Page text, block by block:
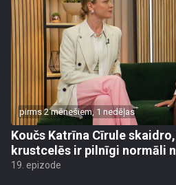
pirms 2 mēnešiem, 1 nedēļas
Koučs Katrīna Cīrule
krustcelēs ir pilnīgi normāli
19. epizode